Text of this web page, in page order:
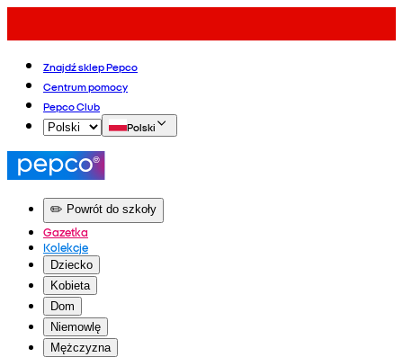
Znajdź sklep Pepco
Centrum pomocy
Pepco Club
Polski
✏️ Powrót do szkoły
Gazetka
Kolekcje
Dziecko
Kobieta
Dom
Niemowlę
Mężczyzna